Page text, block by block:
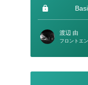
渡辺 由
フロントエ